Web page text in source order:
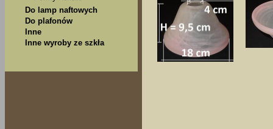
Do lamp naftowych
Do plafonów
Inne
Inne wyroby ze szkła